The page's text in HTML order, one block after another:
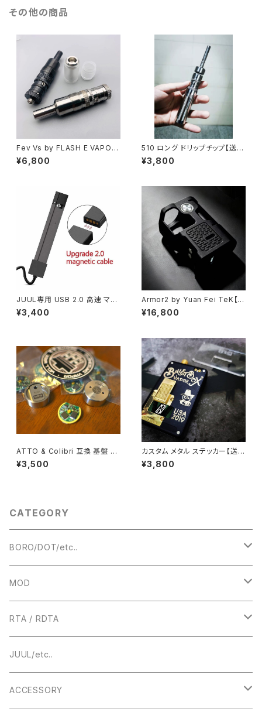
その他の商品
Fev Vs by FLASH E VAPOR
【送料無料】【CLONE】【SS31
6】【17MM】【Dual post desi
ank Atomizer】
¥6,800
510 ロング ドリップチップ【送料
無料】【YFTK】【not spitback
driptip】【510 規格 DT】【510
y Prince Uwell Crown Valyr
ian aspire】【アトマイザー ドリ
チ】【ベイプ 電子タバコ vape】
¥3,800
JUUL専用 USB 2.0 高速 マグ
ネティック 充電 ケーブル (80c
m)【送料無料】【2026 モデル コ
o】
¥3,400
Armor2 by Yuan Fei TeK【送
料無料】【Authentic】【Limited
exclusive】【1 x 18350】【Adv
MOD 80W】【OLED Screen】
【ステルス モッド】【VAPE 電子タ
バコ 本体】
¥16,800
ATTO & Colibri 互換 基盤 P
CB【送料無料】【希少 高精度】
【予備 交換】【AP Amer Theva
¥3,500
カスタム メタル ステッカー【送料
無料】【希少 高精度】【保護 予備
交換】【Sturdy wick'd ODB B
¥3,800
CATEGORY
BORO/DOT/etc..
RBA
BOROTANK
MOD
TECHNICAL
Authentic DNA Evolve chipset
MECHANICAL / HYBRID
TUBE MOD
HIGHEND
RTA / RDTA
22MM
23MM
JUUL/etc..
ACCESSORY